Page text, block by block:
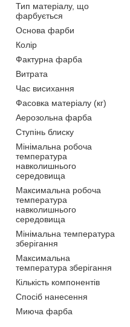
Тип матеріалу, що
фарбується
Основа фарби
Колір
Фактурна фарба
Витрата
Час висихання
Фасовка матеріалу (кг)
Аерозольна фарба
Ступінь блиску
Мінімальна робоча
температура
навколишнього
середовища
Максимальна робоча
температура
навколишнього
середовища
Мінімальна температура
зберігання
Максимальна
температура зберігання
Кількість компонентів
Спосіб нанесення
Миюча фарба